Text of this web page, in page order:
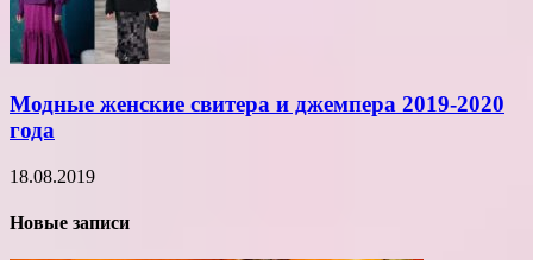
Модные женские свитера и джемпера 2019-2020
года
18.08.2019
Новые записи